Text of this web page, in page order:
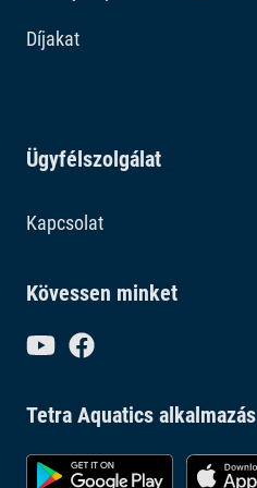
Díjakat
Ügyfélszolgálat
Kapcsolat
Kövessen minket
Tetra Aquatics alkalmazás